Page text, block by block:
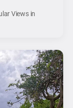
Views in